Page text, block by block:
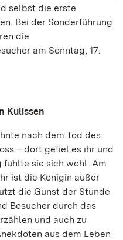
selbst die erste
Bei der Sonderführung
die
am Sonntag, 17.
Kulissen
nach dem Tod des
– dort gefiel es ihr und
sie sich wohl. Am
ist die Königin außer
die Gunst der Stunde
Besucher durch das
und auch zu
aus dem Leben